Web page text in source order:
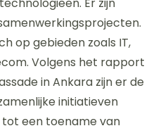
en Turkse
over het algemeen
sterke technologische
profiteren van de
toegang tot